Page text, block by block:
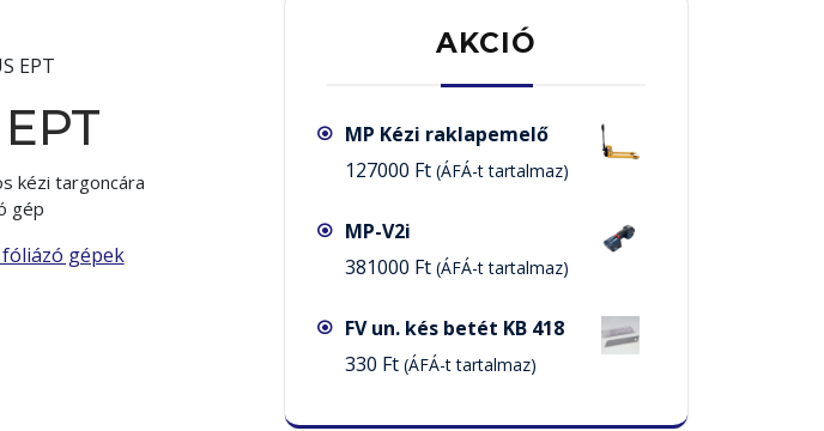
EPT
kézi targoncára
gép
gépek
AKCIÓ
MP Kézi raklapemelő
127000 Ft (ÁFÁ-t tartalmaz)
MP-V2i
381000 Ft (ÁFÁ-t tartalmaz)
FV un. kés betét KB 418
330 Ft (ÁFÁ-t tartalmaz)